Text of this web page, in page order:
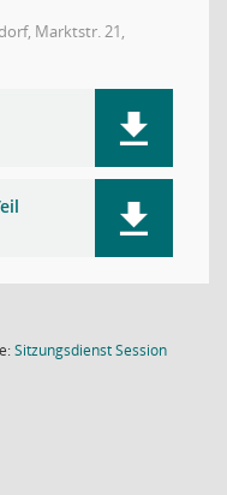
Marktstr. 21,
SitzungsdienstSession(Wird in